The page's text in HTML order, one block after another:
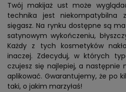
Twój makijaż ust może
technika jest niekompatybilna
sięgasz. Na rynku dostępne są
satynowym wykończeniu,
Każdy z tych kosmetyków
inaczej. Zdecyduj, w których
czujesz się najlepiej, a następnie
aplikować. Gwarantujemy, że po
taki, o jakim marzyłaś!